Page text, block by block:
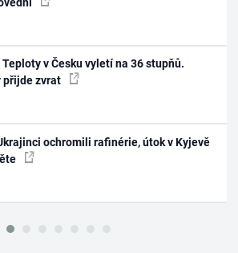
v Česku vyletí na 36 stupňů.
přijde zvrat
ochromili rafinérie, útok v Kyjevě